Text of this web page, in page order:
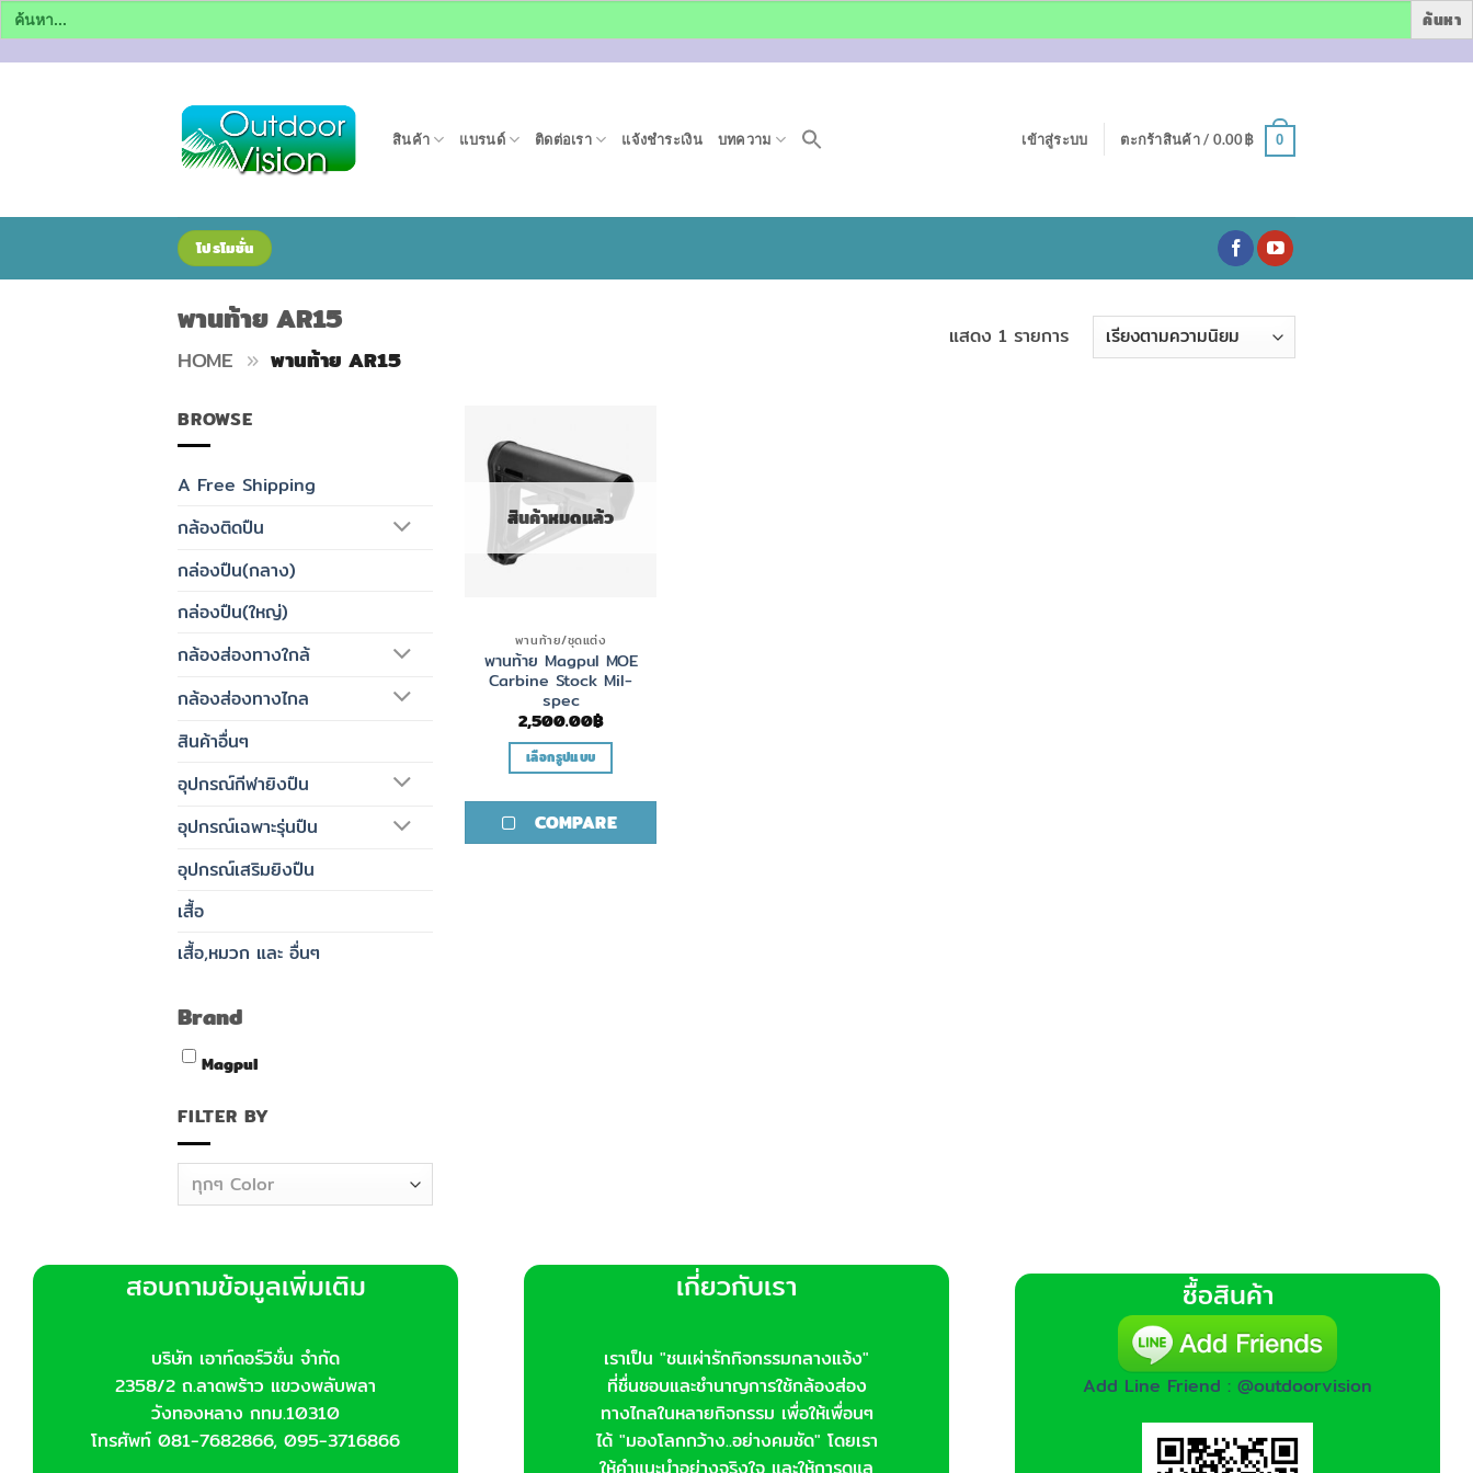
Search
for:
สินค้า แบรนด์ ติดต่อเรา แจ้งชำระเงิน บทความ เข้าสู่ระบบ ตะกร้าสินค้า / 0.00฿ 0
โปรโมชั่น
พานท้าย AR15
HOME » พานท้าย AR15
แสดง 1 รายการ
BROWSE
A Free Shipping
กล้องติดปืน
กล่องปืน(กลาง)
กล่องปืน(ใหญ่)
กล้องส่องทางใกล้
กล้องส่องทางไกล
สินค้าอื่นๆ
อุปกรณ์กีฬายิงปืน
อุปกรณ์เฉพาะรุ่นปืน
อุปกรณ์เสริมยิงปืน
เสื้อ
เสื้อ,หมวก และ อื่นๆ
Brand
Magpul
FILTER BY
ทุกๆ Color
สินค้าหมดแล้ว
พานท้าย/ชุดแต่ง
พานท้าย Magpul MOE
Carbine Stock Mil-
spec
2,500.00฿
เลือกรูปแบบ
has
COMPARE
สอบถามข้อมูลเพิ่มเติม
บริษัท เอาท์ดอร์วิชั่น จำกัด
2358/2 ถ.ลาดพร้าว แขวงพลับพลา
วังทองหลาง กทม.10310
โทรศัพท์ 081-7682866, 095-3716866
เกี่ยวกับเรา
เราเป็น "ชนเผ่ารักกิจกรรมกลางแจ้ง"
ที่ชื่นชอบและชำนาญการใช้กล้องส่อง
ทางไกลในหลายกิจกรรม เพื่อให้เพื่อนๆ
ได้ "มองโลกกว้าง..อย่างคมชัด" โดยเรา
ซื้อสินค้า
Add Line Friend : @outdoorvision